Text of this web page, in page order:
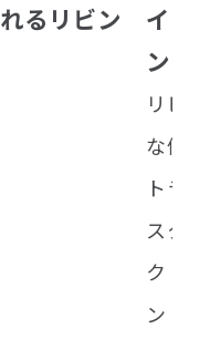
れる リ ビン
イ
ン
リビ
な優
トラ
スタ
クト
ン